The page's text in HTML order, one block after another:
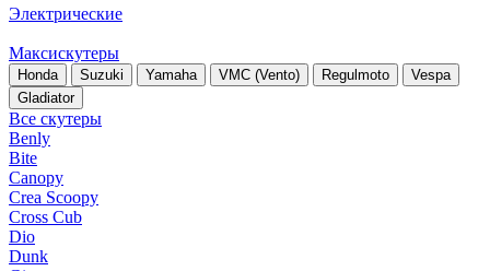
Электрические
Максискутеры
Honda Suzuki Yamaha VMC (Vento) Regulmoto
Vespa
Gladiator
Все скутеры
Benly
Bite
Canopy
Crea Scoopy
Cross Cub
Dio
Dunk